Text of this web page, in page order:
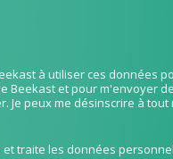
à utiliser ces données
Beekast et pour m'envoyer
Je peux me désinscrire à tout
et traite les données